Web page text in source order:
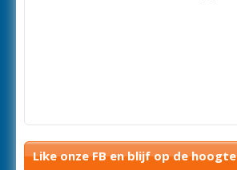
Like onze FB en blijf op de hoogte